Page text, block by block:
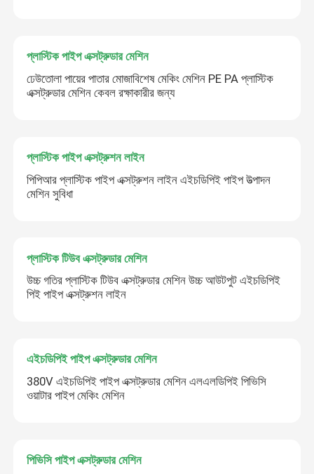
প্লাস্টিক পাইপ এক্সট্রুডার মেশিন
ঢেউতোলা পায়ের পাতার মোজাবিশেষ মেকিং মেশিন PE PA প্লাস্টিক
এক্সট্রুডার মেশিন কেবল রক্ষাকারীর জন্য
প্লাস্টিক পাইপ এক্সট্রুশন লাইন
পিপিআর প্লাস্টিক পাইপ এক্সট্রুশন লাইন এইচডিপিই পাইপ উত্পাদন
মেশিন সুবিধা
প্লাস্টিক টিউব এক্সট্রুডার মেশিন
উচ্চ গতির প্লাস্টিক টিউব এক্সট্রুডার মেশিন উচ্চ আউটপুট এইচডিপিই
পিই পাইপ এক্সট্রুশন লাইন
এইচডিপিই পাইপ এক্সট্রুডার মেশিন
380V এইচডিপিই পাইপ এক্সট্রুডার মেশিন এলএলডিপিই পিভিসি
ওয়াটার পাইপ মেকিং মেশিন
পিভিসি পাইপ এক্সট্রুডার মেশিন